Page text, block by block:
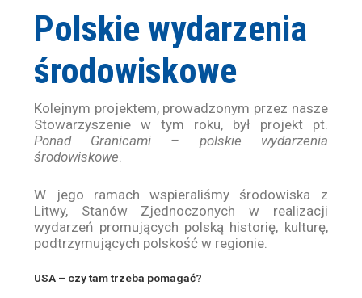
Polskie wydarzenia
środowiskowe
Kolejnym projektem, prowadzonym przez nasze
Stowarzyszenie w tym roku, był projekt pt.
Ponad Granicami – polskie wydarzenia
środowiskowe.
W jego ramach wspieraliśmy środowiska z
Litwy, Stanów Zjednoczonych w realizacji
wydarzeń promujących polską historię, kulturę,
podtrzymujących polskość w regionie.
USA – czy tam trzeba pomagać?